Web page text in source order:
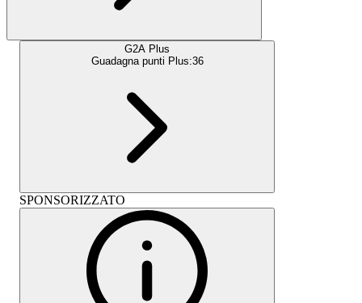
G2A Plus
Guadagna punti Plus:36
SPONSORIZZATO